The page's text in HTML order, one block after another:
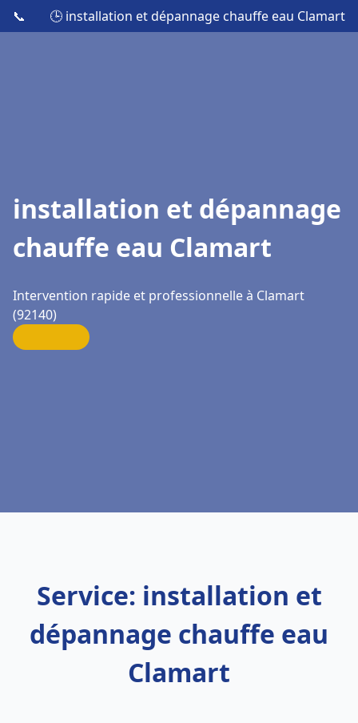
📞 🕒 installation et dépannage chauffe eau Clamart
installation et dépannage
chauffe eau Clamart
Intervention rapide et professionnelle à Clamart
(92140)
Service: installation et
dépannage chauffe eau
Clamart